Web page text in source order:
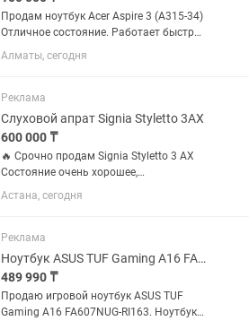
Продам ноутбук Acer Aspire 3 (A315-34)
Отличное состояние. Работает быстро
и стабильно — не виснет, не тормозит.
Использовался аккуратно в офисе, без
Экран 15.6”...
Алматы, сегодня
Реклама
Слуховой апрат Signia Styletto 3AX
600 000 ₸
🔥 Срочно продам Signia Styletto 3 AX
Состояние очень хорошее,
пользовались всего 4 месяца.
Оригинал, премиальная модель.
Bluetooth ✅ Подключается к iPhone /...
Астана, сегодня
Реклама
Ноутбук ASUS TUF Gaming A16 FA607NUG-RI163 / 16 ГБ / SSD 512 ГБ / Win11 Pro
489 990 ₸
Продаю игровой ноутбук ASUS TUF
Gaming A16 FA607NUG-RI163. Ноутбук в